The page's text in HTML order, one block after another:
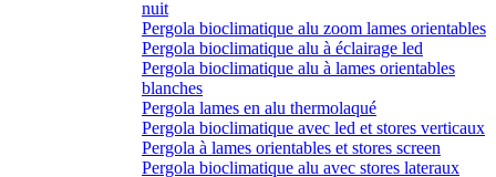
nuit
Pergola bioclimatique alu zoom lames orientables
Pergola bioclimatique alu à éclairage led
Pergola bioclimatique alu à lames orientables
blanches
Pergola lames en alu thermolaqué
Pergola bioclimatique avec led et stores verticaux
Pergola à lames orientables et stores screen
Pergola bioclimatique alu avec stores lateraux